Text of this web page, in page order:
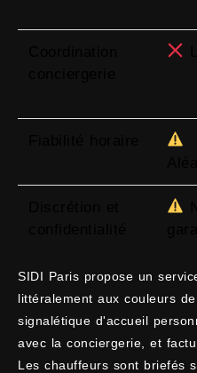
SIDI Paris propose un
littéralement aux couleurs
signalétique d'accueil
avec la conciergerie, et
Les chauffeurs sont briefés